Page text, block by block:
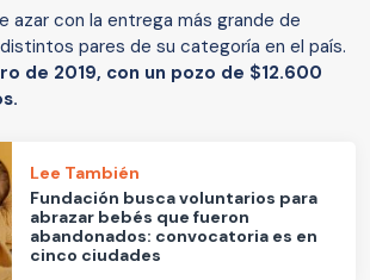
azar con la entrega más grande de
pares de su categoría en el país.
de 2019, con un pozo de $12.600
Lee También
Fundación busca voluntarios para
abrazar bebés que fueron
abandonados: convocatoria es en
cinco ciudades